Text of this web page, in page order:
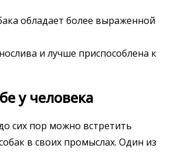
обладает более выраженной
и лучше приспособлена к
у человека
сих пор можно встретить
в своих промыслах. Один из